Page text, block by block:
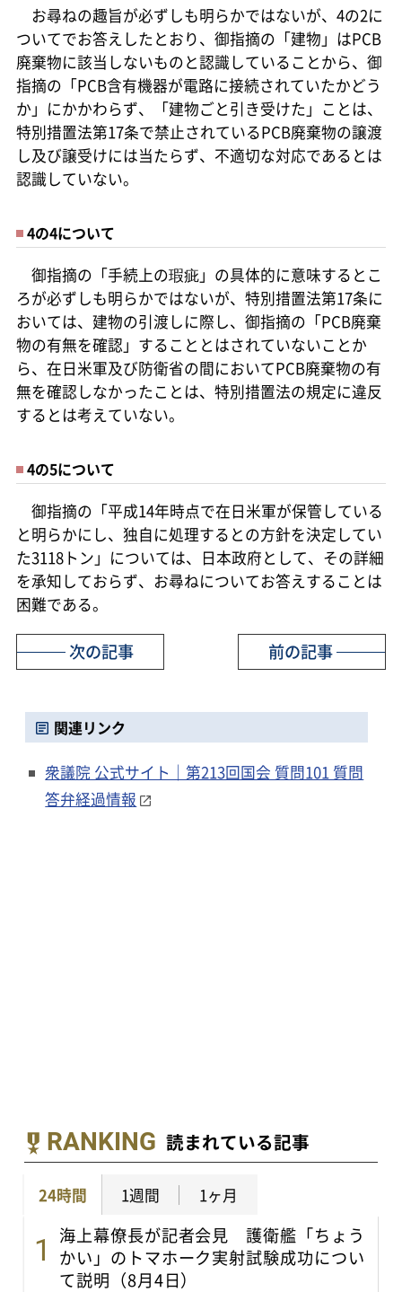
お尋ねの趣旨が必ずしも明らかではないが、4の2に
ついてでお答えしたとおり、御指摘の「建物」はPCB
廃棄物に該当しないものと認識していることから、御
指摘の「PCB含有機器が電路に接続されていたかどう
か」にかかわらず、「建物ごと引き受けた」ことは、
特別措置法第17条で禁止されているPCB廃棄物の譲渡
し及び譲受けには当たらず、不適切な対応であるとは
認識していない。
4の4について
御指摘の「手続上の瑕疵」の具体的に意味するとこ
ろが必ずしも明らかではないが、特別措置法第17条に
おいては、建物の引渡しに際し、御指摘の「PCB廃棄
物の有無を確認」することとはされていないことか
ら、在日米軍及び防衛省の間においてPCB廃棄物の有
無を確認しなかったことは、特別措置法の規定に違反
するとは考えていない。
4の5について
御指摘の「平成14年時点で在日米軍が保管している
と明らかにし、独自に処理するとの方針を決定してい
た3118トン」については、日本政府として、その詳細
を承知しておらず、お尋ねについてお答えすることは
困難である。
前の記事
次の記事
関連リンク
衆議院 公式サイト｜第213回国会 質問101 質問
答弁経過情報
RANKING 読まれている記事
24時間 1週間 1ヶ月
海上幕僚長が記者会見 護衛艦「ちょう
かい」のトマホーク実射試験成功につい
て説明（8月4日）